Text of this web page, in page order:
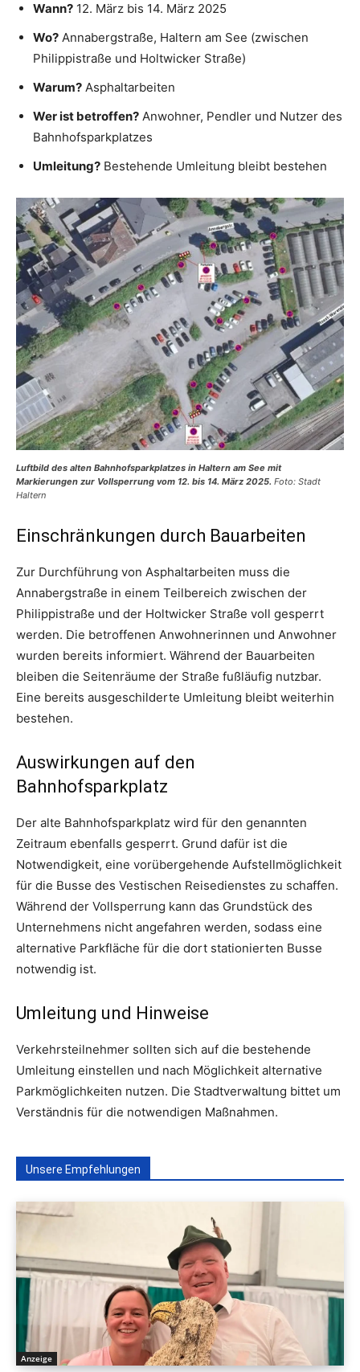
Wann? 12. März bis 14. März 2025
Wo? Annabergstraße, Haltern am See (zwischen
Philippistraße und Holtwicker Straße)
Warum? Asphaltarbeiten
Wer ist betroffen? Anwohner, Pendler und Nutzer des
Bahnhofsparkplatzes
Umleitung? Bestehende Umleitung bleibt bestehen
Luftbild des alten Bahnhofsparkplatzes in Haltern am See mit
Markierungen zur Vollsperrung vom 12. bis 14. März 2025. Foto: Stadt
Haltern
Einschränkungen durch Bauarbeiten
Zur Durchführung von Asphaltarbeiten muss die
Annabergstraße in einem Teilbereich zwischen der
Philippistraße und der Holtwicker Straße voll gesperrt
werden. Die betroffenen Anwohnerinnen und Anwohner
wurden bereits informiert. Während der Bauarbeiten
bleiben die Seitenräume der Straße fußläufig nutzbar.
Eine bereits ausgeschilderte Umleitung bleibt weiterhin
bestehen.
Auswirkungen auf den
Bahnhofsparkplatz
Der alte Bahnhofsparkplatz wird für den genannten
Zeitraum ebenfalls gesperrt. Grund dafür ist die
Notwendigkeit, eine vorübergehende Aufstellmöglichkeit
für die Busse des Vestischen Reisedienstes zu schaffen.
Während der Vollsperrung kann das Grundstück des
Unternehmens nicht angefahren werden, sodass eine
alternative Parkfläche für die dort stationierten Busse
notwendig ist.
Umleitung und Hinweise
Verkehrsteilnehmer sollten sich auf die bestehende
Umleitung einstellen und nach Möglichkeit alternative
Parkmöglichkeiten nutzen. Die Stadtverwaltung bittet um
Verständnis für die notwendigen Maßnahmen.
Unsere Empfehlungen
Anzeige